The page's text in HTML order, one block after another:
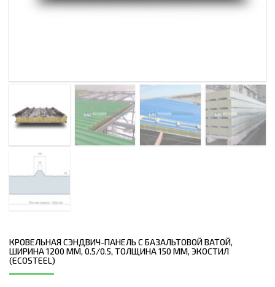
КРОВЕЛЬНАЯ СЭНДВИЧ-ПАНЕЛЬ С БАЗАЛЬТОВОЙ ВАТОЙ,
ШИРИНА 1200 ММ, 0.5/0.5, ТОЛЩИНА 150 ММ, ЭКОСТИЛ
(ECOSTEEL)